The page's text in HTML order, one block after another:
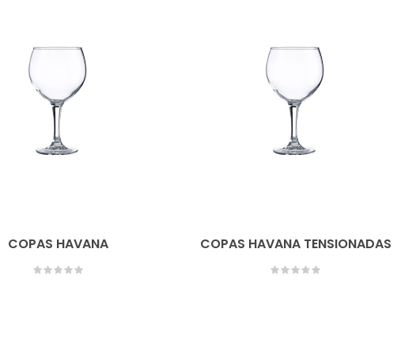
COPAS HAVANA COPAS HAVANA TENSIONADAS